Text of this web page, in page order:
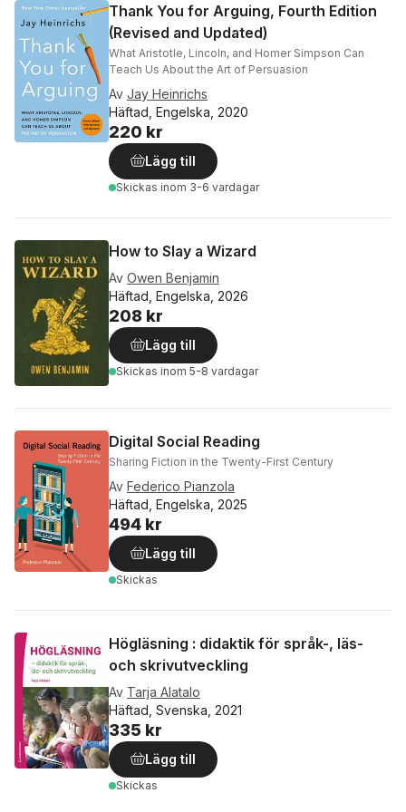
Thank You for Arguing, Fourth Edition
(Revised and Updated)
What Aristotle, Lincoln, and Homer Simpson Can
Teach Us About the Art of Persuasion
Av Jay Heinrichs
Häftad, Engelska, 2020
220 kr
Lägg till
Skickas inom 3-6 vardagar
How to Slay a Wizard
Av Owen Benjamin
Häftad, Engelska, 2026
208 kr
Lägg till
Skickas inom 5-8 vardagar
Digital Social Reading
Sharing Fiction in the Twenty-First Century
Av Federico Pianzola
Häftad, Engelska, 2025
494 kr
Lägg till
Skickas
Högläsning : didaktik för språk-, läs-
och skrivutveckling
Av Tarja Alatalo
Häftad, Svenska, 2021
335 kr
Lägg till
Skickas